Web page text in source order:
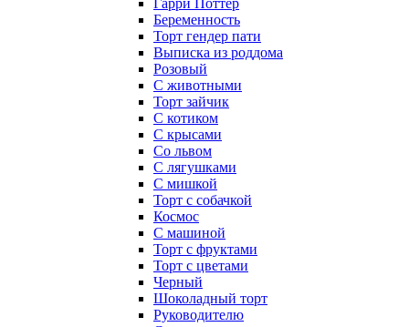
Гарри Поттер
Беременность
Торт гендер пати
Выписка из роддома
Розовый
С животными
Торт зайчик
С котиком
С крысами
Со львом
С лягушками
С мишкой
Торт с собачкой
Космос
С машиной
Торт с фруктами
Торт с цветами
Черный
Шоколадный торт
Руководителю